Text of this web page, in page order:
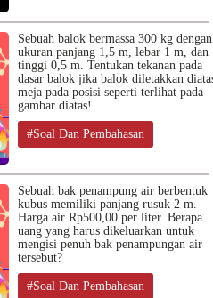
Sebuah balok bermassa 300 kg dengan
ukuran panjang 1,5 m, lebar 1 m, dan
tinggi 0,5 m. Tentukan tekanan pada
dasar balok jika balok diletakkan
meja pada posisi seperti terlihat pada
gambar diatas!
#Soal Dan Pembahasan
Sebuah bak penampung air berbentuk
kubus memiliki panjang rusuk 2 m.
Harga air Rp500,00 per liter. Berapa
uang yang harus dikeluarkan untuk
mengisi penuh bak penampungan air
tersebut?
#Soal Dan Pembahasan